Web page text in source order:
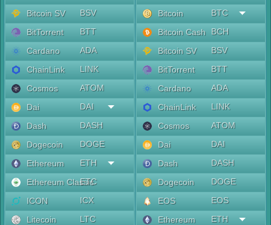
Bitcoin SV
BSV
BitTorrent
BTT
Cardano
ADA
ChainLink
LINK
Cosmos
ATOM
Dai
DAI
Dash
DASH
Dogecoin
DOGE
Ethereum
ETH
Ethereum Classic
ETC
ICON
ICX
Litecoin
LTC
Bitcoin
BTC
Bitcoin Cash
BCH
Bitcoin SV
BSV
BitTorrent
BTT
Cardano
ADA
ChainLink
LINK
Cosmos
ATOM
Dai
DAI
Dash
DASH
Dogecoin
DOGE
EOS
EOS
Ethereum
ETH